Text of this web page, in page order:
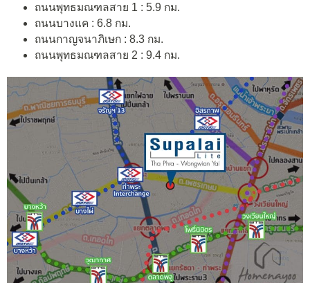
ถนนพุทธมณฑลสาย 1 : 5.9 กม.
ถนนบางแค : 6.8 กม.
ถนนกาญจนาภิเษก : 8.3 กม.
ถนนพุทธมณฑลสาย 2 : 9.4 กม.